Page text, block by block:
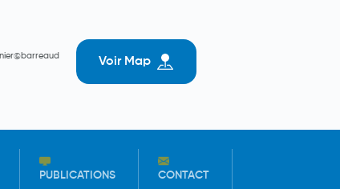
Voir Map
PUBLICATIONS CONTACT